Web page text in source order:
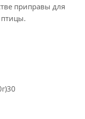
приправы для